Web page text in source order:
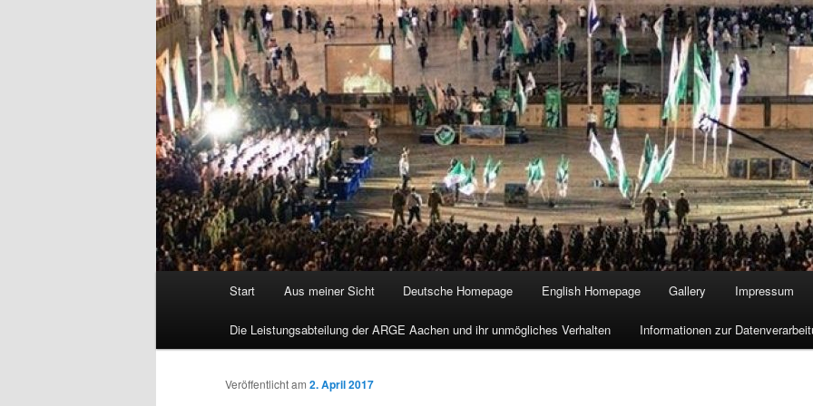
Start Aus meiner Sicht Deutsche Homepage English Homepage Gallery Impressum
Die Leistungsabteilung der ARGE Aachen und ihr unmögliches Verhalten Informationen zur
Veröffentlicht am 2. April 2017